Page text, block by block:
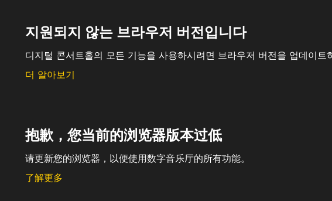
지원되지 않는 브라우저 버전입니다
디지털 콘서트홀의 모든 기능을 사용하시려면 브라우저 버전을 업데이트
더 알아보기
抱歉，您当前的浏览器版本过低
请更新您的浏览器，以便使用数字音乐厅的所有功能。
了解更多